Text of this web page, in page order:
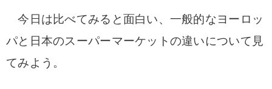
今日は比べてみると面白い、一般的なヨーロッ
パと日本のスーパーマーケットの違いについて見
てみよう。